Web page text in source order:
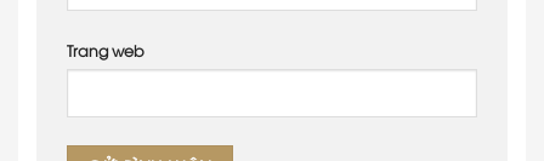
Trang web